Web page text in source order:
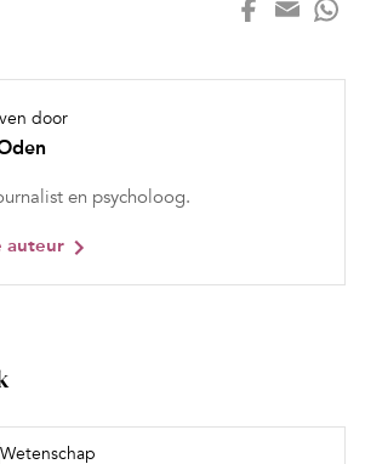
door
en psycholoog.
auteur
Wetenschap